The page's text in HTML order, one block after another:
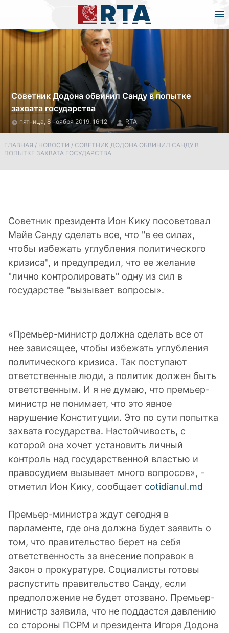
Советник Додона обвинил Санду в попытке
захвата государства
пятница, 8 ноября 2019, 16:12 RTA
ГЛАВНАЯ / НОВОСТИ / СОВЕТНИК ДОДОНА ОБВИНИЛ САНДУ В
ПОПЫТКЕ ЗАХВАТА ГОСУДАРСТВА
Советник президента Ион Кику посоветовал
Майе Санду сделать все, что "в ее силах,
чтобы избежать углубления политического
кризиса", и предупредил, что ее желание
"лично контролировать" одну из сил в
государстве "вызывает вопросы».
«Премьер-министр должна сделать все от
нее зависящее, чтобы избежать углубления
политического кризиса. Так поступают
ответственные люди, а политик должен быть
ответственным. И я не думаю, что премьер-
министр не понимает, что это явное
нарушение Конституции. Это по сути попытка
захвата государства. Настойчивость, с
которой она хочет установить личный
контроль над государственной властью и
правосудием вызывает много вопросов», -
отметил Ион Кику, сообщает cotidianul.md
Премьер-министра ждут сегодня в
парламенте, где она должна будет заявить о
том, что правительство берет на себя
ответственность за внесение поправок в
Закон о прокуратуре. Социалисты готовы
распустить правительство Санду, если
предположение не будет отозвано. Премьер-
министр заявила, что не поддастся давлению
со стороны ПСРМ и президента Игоря Додона